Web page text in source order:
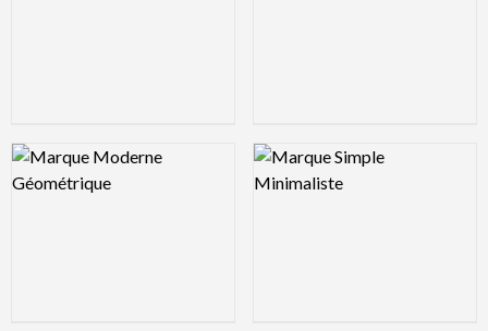
Logo Preview Image Logo Preview Image